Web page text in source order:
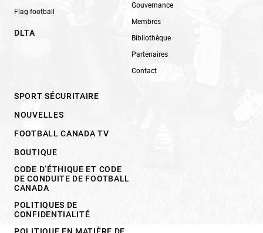
Flag-football
DLTA
Gouvernance
Membres
Bibliothèque
Partenaires
Contact
SPORT SÉCURITAIRE
NOUVELLES
FOOTBALL CANADA TV
BOUTIQUE
CODE D’ÉTHIQUE ET CODE
DE CONDUITE DE FOOTBALL
CANADA
POLITIQUES DE
CONFIDENTIALITÉ
POLITIQUE EN MATIÈRE DE